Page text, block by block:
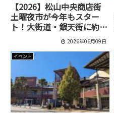
【2026】松山中央商店街
土曜夜市が今年もスター
ト！大街道・銀天街に約
200の屋台が集結2026年06月09日
イベント